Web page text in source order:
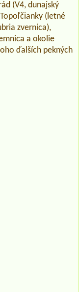
(V4, dunajský
(letné
zvernica),
a okolie
ďalších pekných